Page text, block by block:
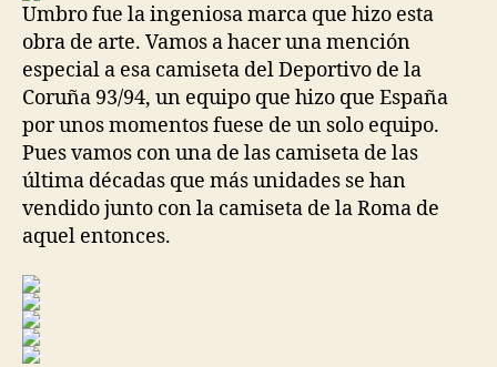
Umbro fue la ingeniosa marca que hizo esta
obra de arte. Vamos a hacer una mención
especial a esa camiseta del Deportivo de la
Coruña 93/94, un equipo que hizo que España
por unos momentos fuese de un solo equipo.
Pues vamos con una de las camiseta de las
última décadas que más unidades se han
vendido junto con la camiseta de la Roma de
aquel entonces.